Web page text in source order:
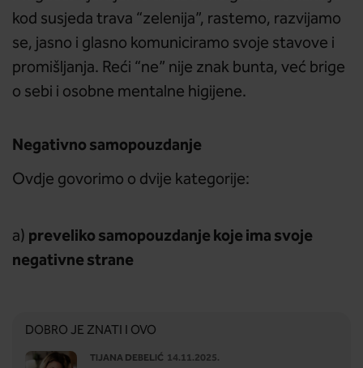
kod susjeda trava “zelenija”, rastemo, razvijamo
se, jasno i glasno komuniciramo svoje stavove i
promišljanja. Reći “ne” nije znak bunta, već brige
o sebi i osobne mentalne higijene.
Negativno samopouzdanje
Ovdje govorimo o dvije kategorije:
a) preveliko samopouzdanje koje ima svoje
negativne strane
DOBRO JE ZNATI I OVO
TIJANA DEBELIĆ 14.11.2025.